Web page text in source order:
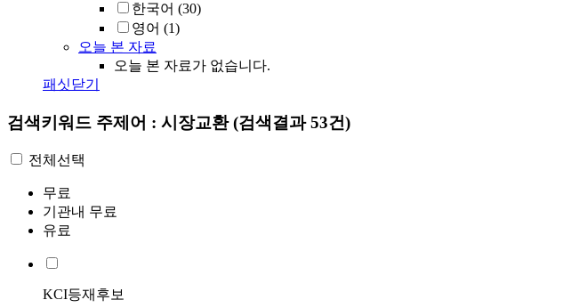
한국어 (30)
영어 (1)
오늘 본 자료
오늘 본 자료가 없습니다.
패싯닫기
검색키워드 주제어 : 시장교환(검색결과 53건)
전체선택
무료
기관내 무료
유료
KCI등재후보